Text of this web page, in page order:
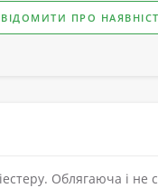
ПРО
Облягаюча і не